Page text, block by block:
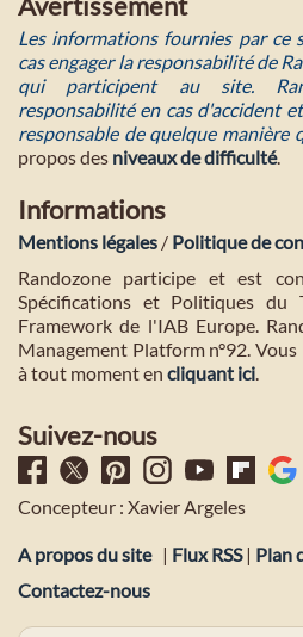
Les informations fournies par ce
cas engager la responsabilité de
qui participent au site.
responsabilité en cas d'accident
responsable de quelque manière
propos des niveaux de difficulté.
Informations
Mentions légales / Politique de
Randozone participe et est
Spécifications et Politiques du
Framework de l'IAB Europe.
Management Platform n°92.
à tout moment en cliquant ici.
Suivez-nous
Concepteur : Xavier Argeles
A propos du site | Flux RSS| Plan
Contactez-nous